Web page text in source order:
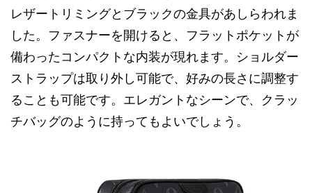
レザートリミングとブラックの金具があしらわれま
した。ファスナーを開けると、フラットポケットが
備わったコンパクトな内装が現れます。ショルダー
ストラップは取り外し可能で、好みの長さに調整す
ることも可能です。エレガントなシーンで、クラッ
チバッグのように持ってもよいでしょう。